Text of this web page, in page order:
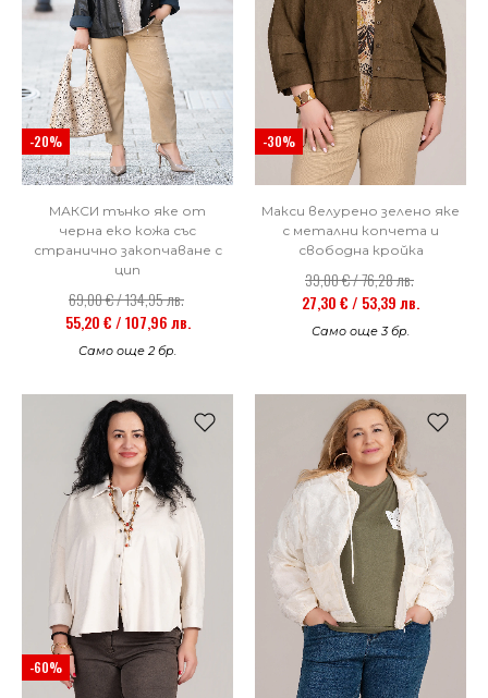
-20%
МАКСИ тънко яке от
черна еко кожа със
странично закопчаване с
цип
69,00 € / 134,95 лв.
55,20 € / 107,96 лв.
Само още 2 бр.
-30%
Макси велурено зелено яке
с метални копчета и
свободна кройка
39,00 € / 76,28 лв.
27,30 € / 53,39 лв.
Само още 3 бр.
-60%